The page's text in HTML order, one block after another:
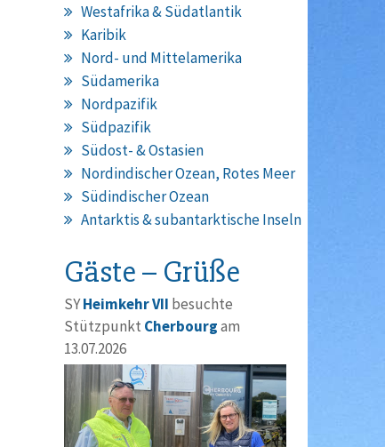
Westafrika & Südatlantik
Karibik
Nord- und Mittelamerika
Südamerika
Nordpazifik
Südpazifik
Südost- & Ostasien
Nordindischer Ozean, Rotes Meer
Südindischer Ozean
Antarktis & subantarktische Inseln
Gäste – Grüße
SYHeimkehr VII besuchte
Stützpunkt Cherbourgam
13.07.2026